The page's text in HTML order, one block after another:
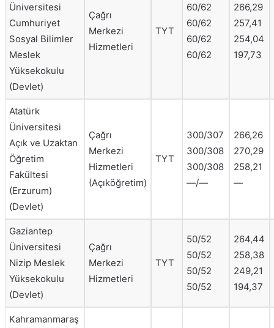
Üniversitesi
Cumhuriyet
Sosyal Bilimler
Meslek
Yüksekokulu
(Devlet)
Çağrı
Merkezi
Hizmetleri
TYT
60/62
60/62
60/62
60/62
266,29
257,41
254,04
197,73
Atatürk
Üniversitesi
Açık ve Uzaktan
Öğretim
Fakültesi
(Erzurum)
(Devlet)
Çağrı
Merkezi
Hizmetleri
(Açıköğretim)
TYT
300/307
300/308
300/308
—/—
266,26
270,29
258,21
—
Gaziantep
Üniversitesi
Nizip Meslek
Yüksekokulu
(Devlet)
Çağrı
Merkezi
Hizmetleri
TYT
50/52
50/52
50/52
50/52
264,44
258,38
249,21
194,37
Kahramanmaraş